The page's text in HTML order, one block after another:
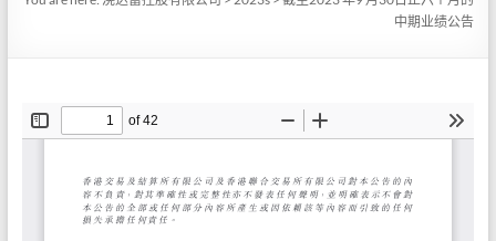
公
中期业绩公告